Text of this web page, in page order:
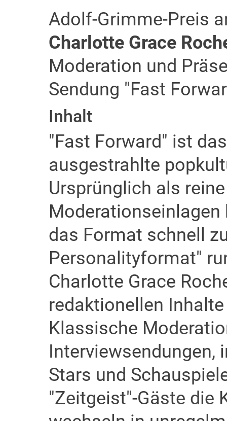
Adolf-Grimme-Preis
Charlotte Grace
Moderation und
Sendung "Fast
Inhalt
"Fast Forward" ist
ausgestrahlte
Ursprünglich als
das Format schnell
Personalityformat"
Charlotte Grace
redaktionellen
Klassische
Interviewsendungen,
Stars und
"Zeitgeist"-Gäste die